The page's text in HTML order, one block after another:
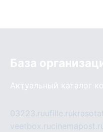
База
Актуальный каталог
03223.ruufille.ru
veetbox.ru